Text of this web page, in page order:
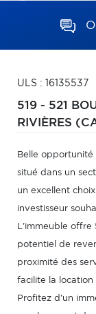
ULS : 16135537
519 - 521
RIVIÈRES
Belle
situé dans un
un excellent
investisseur
L'immeuble offre
potentiel de
proximité des
facilite la location
Profitez d'un